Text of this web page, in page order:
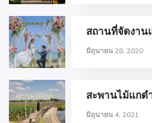
สถานที่จัดงาน
มิถุนายน 28, 2020
สะพานไม้แกด
มิถุนายน 4, 2021